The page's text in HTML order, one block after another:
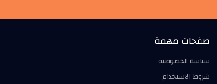
صفحات مهمة
سياسة الخصوصية
شروط الاستخدام